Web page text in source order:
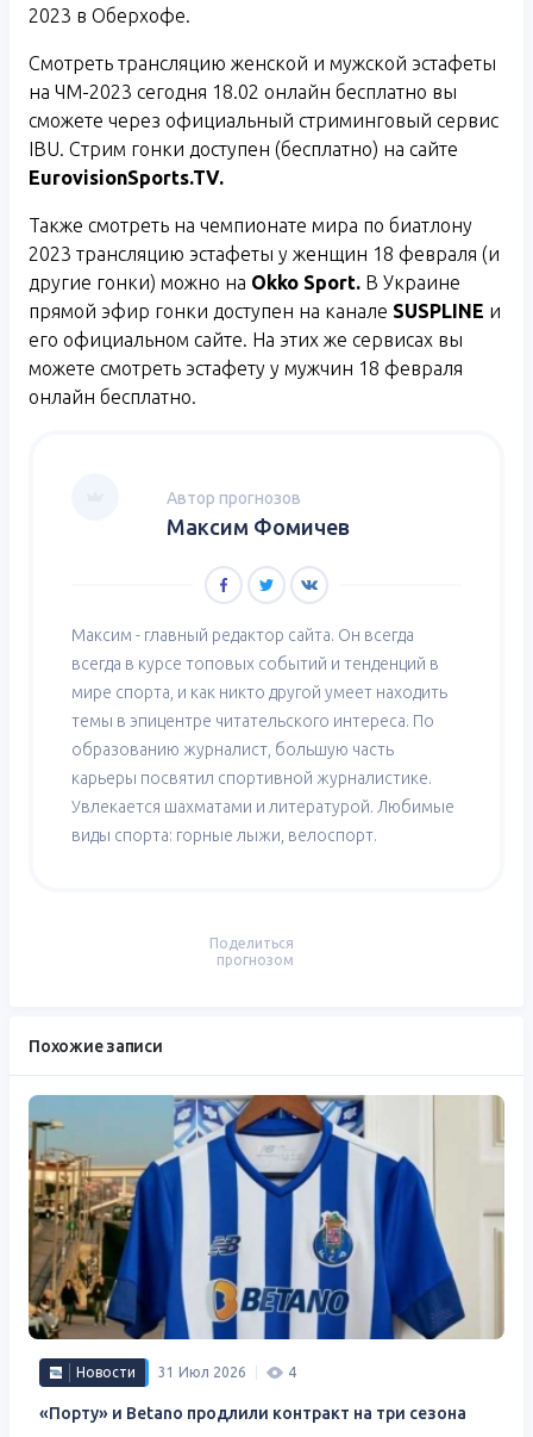
2023 в Оберхофе.
Смотреть трансляцию женской и мужской эстафеты
на ЧМ-2023 сегодня 18.02 онлайн бесплатно вы
сможете через официальный стриминговый сервис
IBU. Стрим гонки доступен (бесплатно) на сайте
EurovisionSports.TV.
Также смотреть на чемпионате мира по биатлону
2023 трансляцию эстафеты у женщин 18 февраля (и
другие гонки) можно на Okko Sport. В Украине
прямой эфир гонки доступен на канале SUSPLINE и
его официальном сайте. На этих же сервисах вы
можете смотреть эстафету у мужчин 18 февраля
онлайн бесплатно.
Автор прогнозов
Максим Фомичев
Максим - главный редактор сайта. Он всегда
всегда в курсе топовых событий и тенденций в
мире спорта, и как никто другой умеет находить
темы в эпицентре читательского интереса. По
образованию журналист, большую часть
карьеры посвятил спортивной журналистике.
Увлекается шахматами и литературой. Любимые
виды спорта: горные лыжи, велоспорт.
Поделиться
прогнозом
Похожие записи
Новости 31 Июл 2026 4
«Порту» и Betano ​​продлили контракт на три сезона